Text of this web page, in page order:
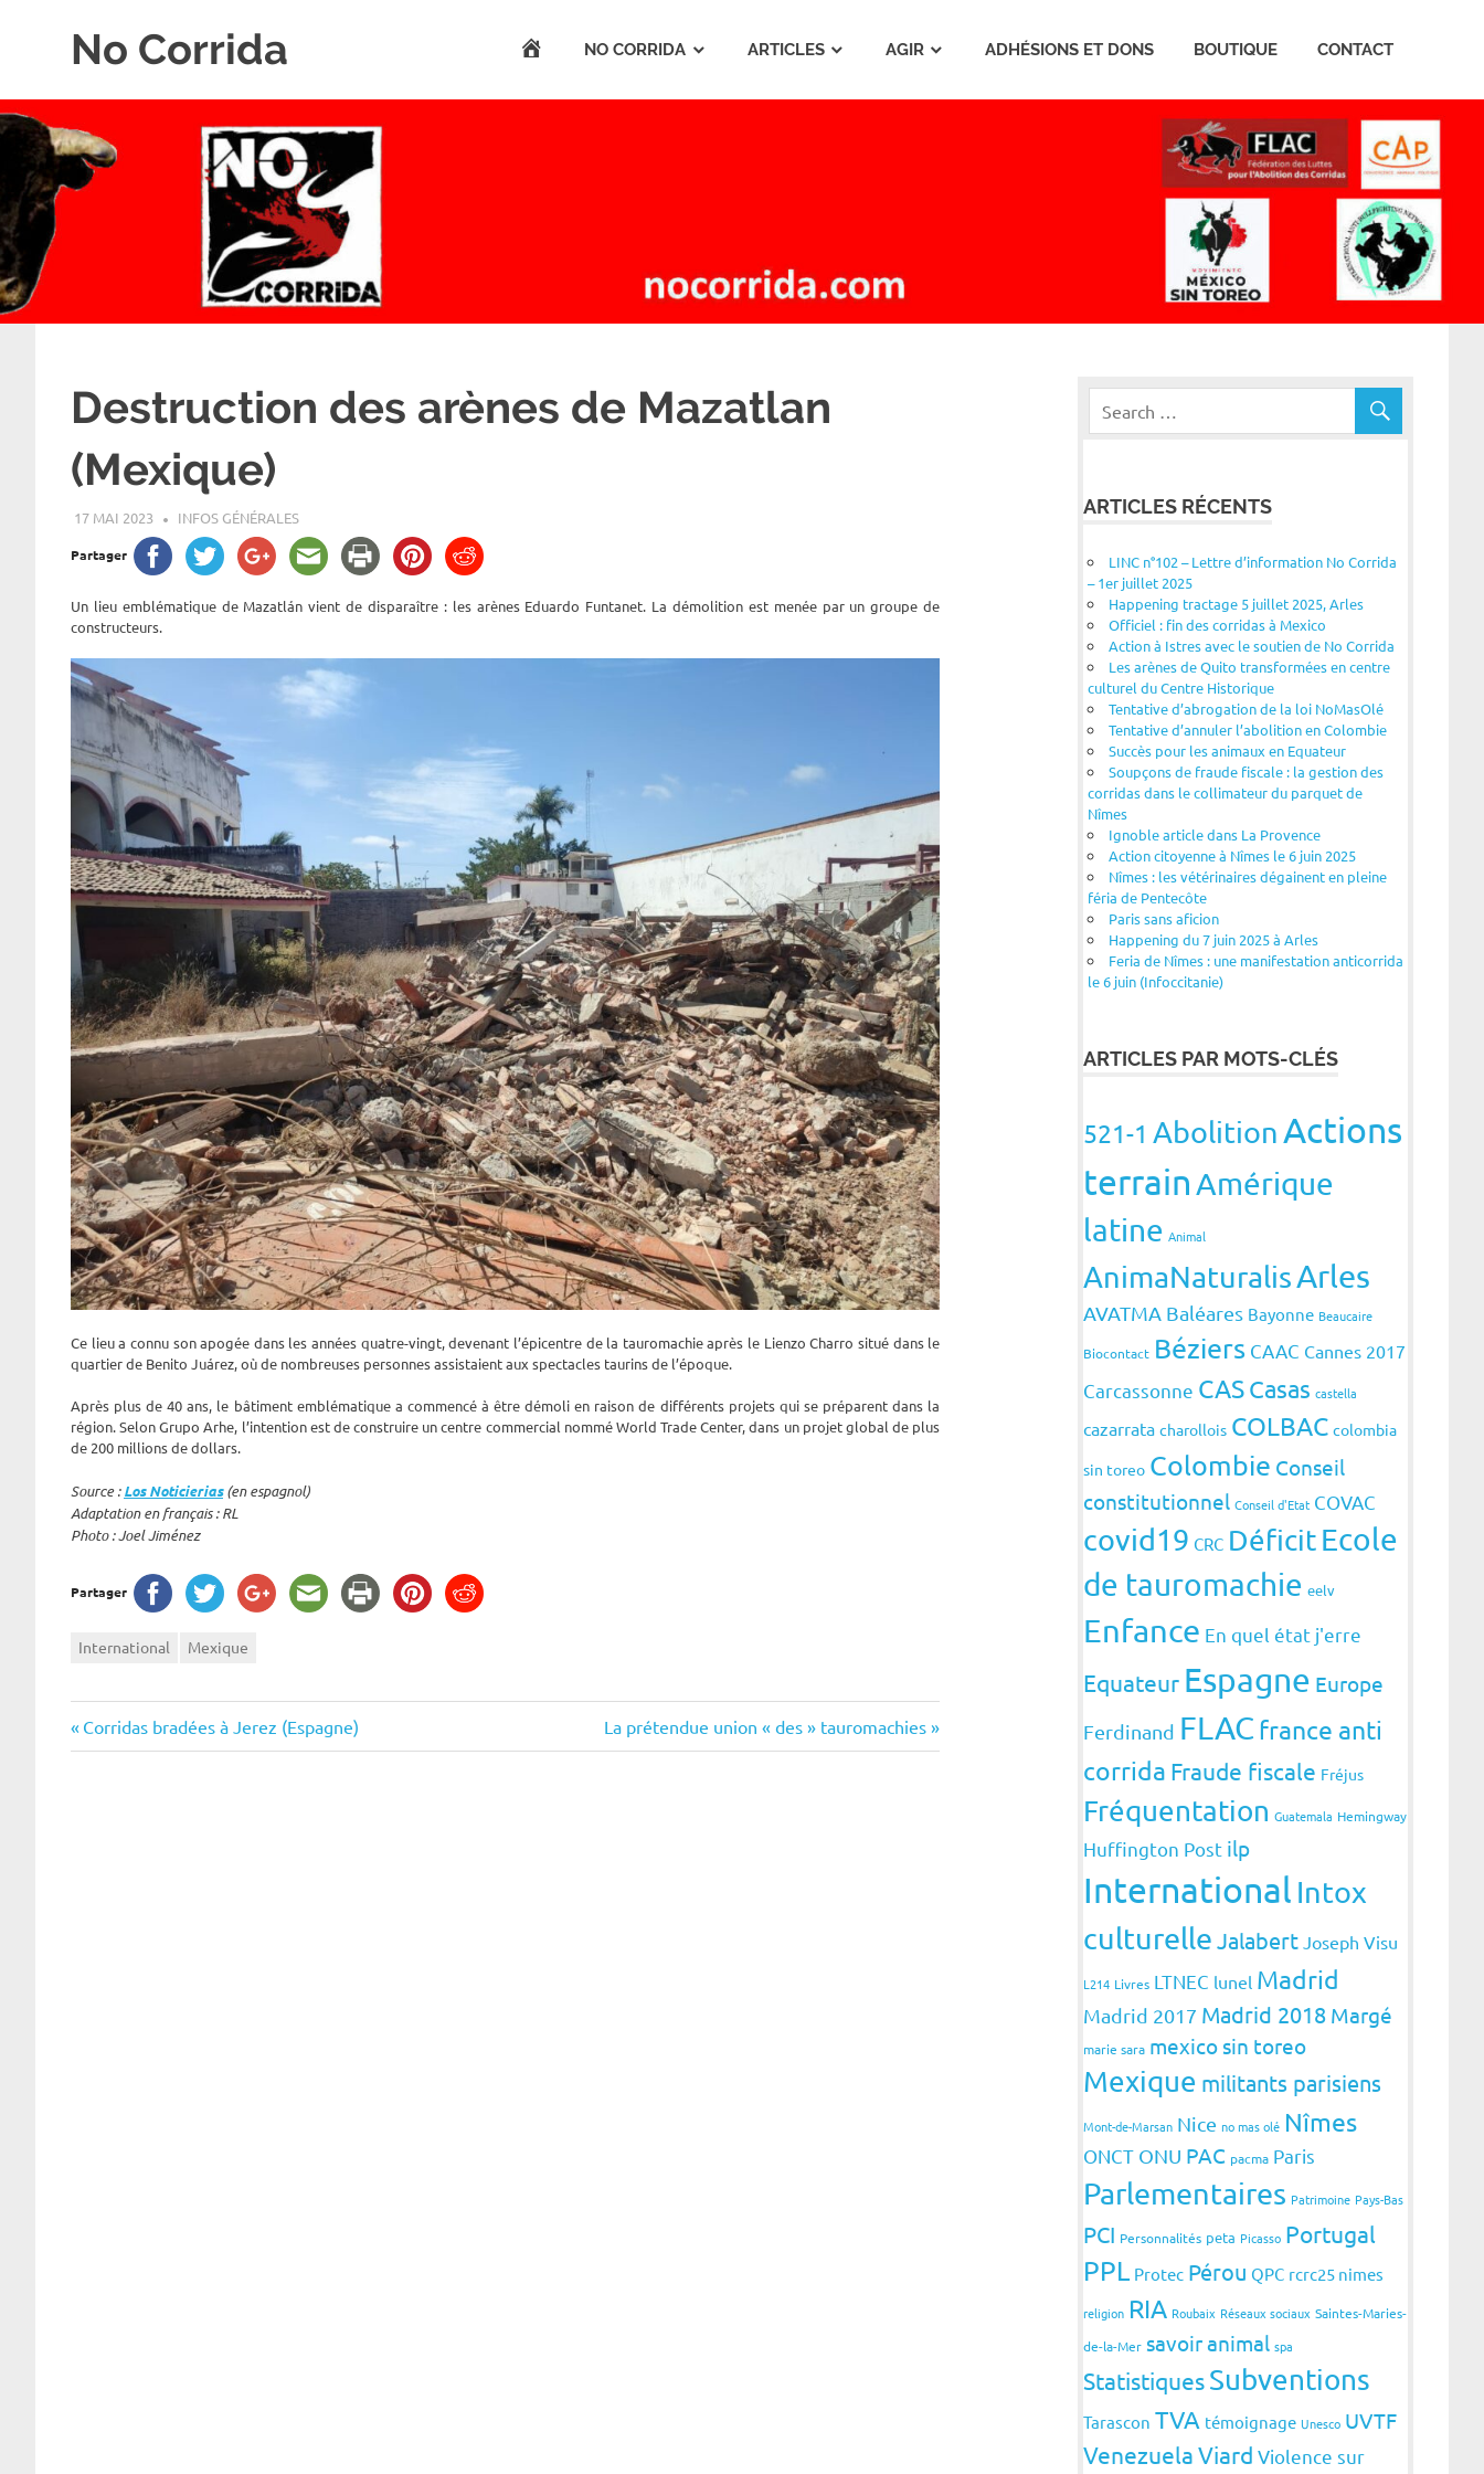
No Corrida
la
corrida
ACCUEILNO CORRIDA ARTICLES AGIR ADHÉSIONS ET DONS BOUTIQUE CONTACT
Destruction des arènes de Mazatlan
(Mexique)
17 MAI 2023 ROGER LAHANA
INFOS GÉNÉRALES
Partager
Un lieu emblématique de Mazatlán vient de disparaître : les arènes Eduardo Funtanet. La démolition est menée par un groupe de
constructeurs.
Ce lieu a connu son apogée dans les années quatre-vingt, devenant l’épicentre de la tauromachie après le Lienzo Charro situé dans le
quartier de Benito Juárez, où de nombreuses personnes assistaient aux spectacles taurins de l’époque.
Après plus de 40 ans, le bâtiment emblématique a commencé à être démoli en raison de différents projets qui se préparent dans la
région. Selon Grupo Arhe, l’intention est de construire un centre commercial nommé World Trade Center, dans un projet global de plus
de 200 millions de dollars.
Source :Los Noticierias(en espagnol)
Adaptation en français : RL
Photo : Joel Jiménez
Partager
International Mexique
Navigation
Previous
Post:
Corridas bradées à Jerez (Espagne)
Next
Post:
La prétendue union « des » tauromachies
ARTICLES RÉCENTS
LINC n°102 – Lettre d’information No Corrida
– 1er juillet 2025
Happening tractage 5 juillet 2025, Arles
Officiel : fin des corridas à Mexico
Action à Istres avec le soutien de No Corrida
Les arènes de Quito transformées en centre
culturel du Centre Historique
Tentative d’abrogation de la loi NoMasOlé
Tentative d’annuler l’abolition en Colombie
Succès pour les animaux en Equateur
Soupçons de fraude fiscale : la gestion des
corridas dans le collimateur du parquet de
Nîmes
Ignoble article dans La Provence
Action citoyenne à Nîmes le 6 juin 2025
Nîmes : les vétérinaires dégainent en pleine
féria de Pentecôte
Paris sans aficion
Happening du 7 juin 2025 à Arles
Feria de Nîmes : une manifestation anticorrida
le 6 juin (Infoccitanie)
ARTICLES PAR MOTS-CLÉS
521-1 AbolitionActions
terrainAmérique
latine Animal
AnimaNaturalisArles
AVATMA Baléares Bayonne Beaucaire
Biocontact Béziers CAAC Cannes 2017
Carcassonne CASCasas castella
cazarrata charollois COLBAC colombia
sin toreo Colombie Conseil
constitutionnel Conseil d'Etat COVAC
covid19 CRC DéficitEcole
de tauromachie eelv
Enfance En quel état j'erre
Equateur Espagne Europe
Ferdinand FLAC france anti
corrida Fraude fiscale Fréjus
Fréquentation Guatemala Hemingway
Huffington Post ilp
International Intox
culturelle Jalabert Joseph Visu
L214 Livres LTNEC lunel Madrid
Madrid 2017 Madrid 2018 Margé
marie sara mexico sin toreo
Mexique militants parisiens
Mont-de-Marsan Nice no mas olé Nîmes
ONCT ONU PAC pacma Paris
Parlementaires Patrimoine Pays-Bas
PCI Personnalités peta Picasso Portugal
PPL Protec Pérou QPC rcrc25 nimes
religion RIA Roubaix Réseaux sociaux Saintes-Maries-
de-la-Mer savoir animal spa
StatistiquesSubventions
Tarascon TVA témoignage Unesco UVTF
VenezuelaViard Violence sur